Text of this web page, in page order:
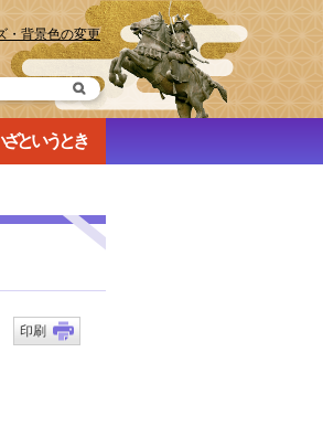
・背景色の変更
ざというとき
印刷